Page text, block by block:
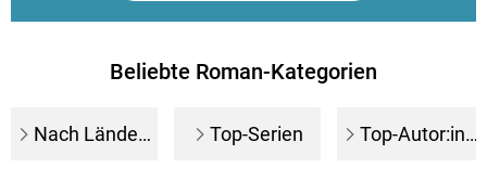
Beliebte Roman-Kategorien
Nach Ländern Top-Serien Top-Autor:innen